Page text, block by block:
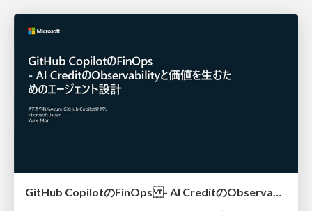
GitHub CopilotのFinOps - AI CreditのObservabilityと価値を生むためのエージェント設計